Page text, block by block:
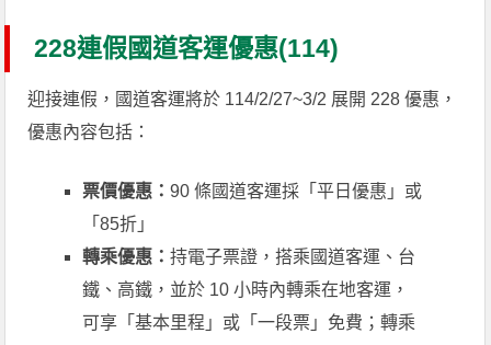
228連假國道客運優惠(114)
迎接連假，國道客運將於 114/2/27~3/2 展開 228 優惠，
優惠內容包括：
票價優惠：90 條國道客運採「平日優惠」或
「85折」
轉乘優惠：持電子票證，搭乘國道客運、台
鐵、高鐵，並於 10 小時內轉乘在地客運，
可享「基本里程」或「一段票」免費；轉乘